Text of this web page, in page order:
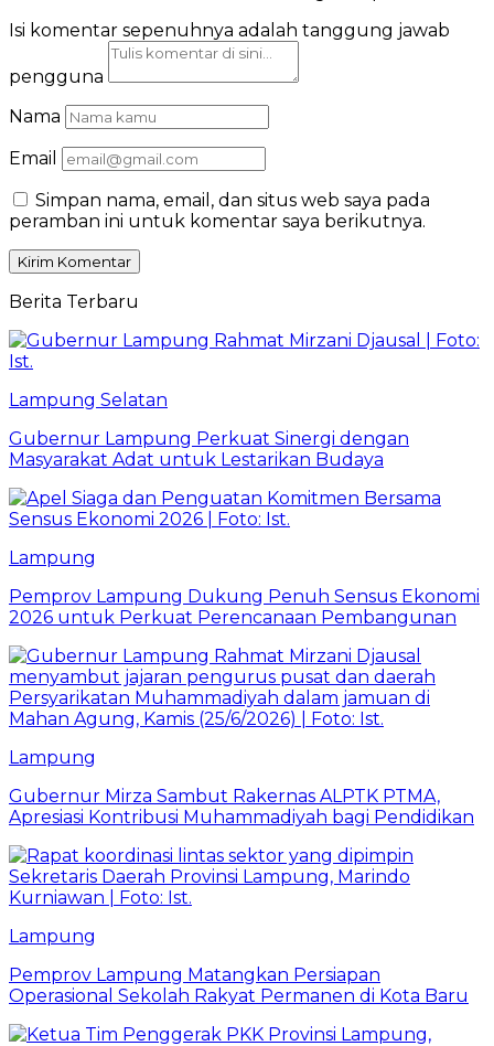
Isi komentar sepenuhnya adalah tanggung jawab
pengguna
Nama
Email
Simpan nama, email, dan situs web saya pada
peramban ini untuk komentar saya berikutnya.
Berita Terbaru
Lampung Selatan
Gubernur Lampung Perkuat Sinergi dengan
Masyarakat Adat untuk Lestarikan Budaya
Lampung
Pemprov Lampung Dukung Penuh Sensus Ekonomi
2026 untuk Perkuat Perencanaan Pembangunan
Lampung
Gubernur Mirza Sambut Rakernas ALPTK PTMA,
Apresiasi Kontribusi Muhammadiyah bagi Pendidikan
Lampung
Pemprov Lampung Matangkan Persiapan
Operasional Sekolah Rakyat Permanen di Kota Baru